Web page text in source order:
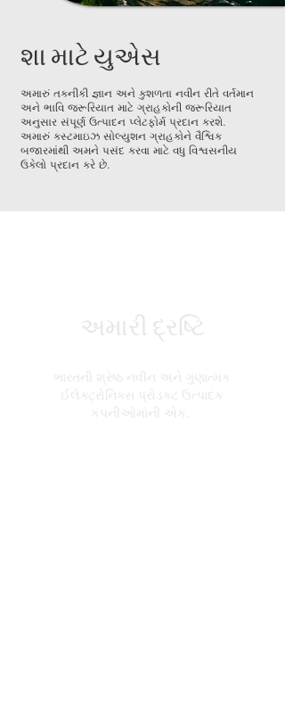
શા માટે યુએસ
અમારું તકનીકી જ્ઞાન અને કુશળતા નવીન રીતે વર્તમાન
અને ભાવિ જરૂરિયાત માટે ગ્રાહકોની જરૂરિયાત
અનુસાર સંપૂર્ણ ઉત્પાદન પ્લેટફોર્મ પ્રદાન કરશે.
અમારું કસ્ટમાઇઝ સોલ્યુશન ગ્રાહકોને વૈશ્વિક
બજારમાંથી અમને પસંદ કરવા માટે વધુ વિશ્વસનીય
ઉકેલો પ્રદાન કરે છે.
અમારી દ્રષ્ટિ
ભારતની શ્રેષ્ઠ નવીન અને ગુણાત્મક
ઈલેક્ટ્રોનિક્સ પ્રોડક્ટ ઉત્પાદક
કંપનીઓમાંની એક.